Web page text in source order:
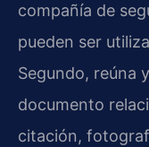
compañía de
pueden ser
Segundo, reúna
documento
citación,